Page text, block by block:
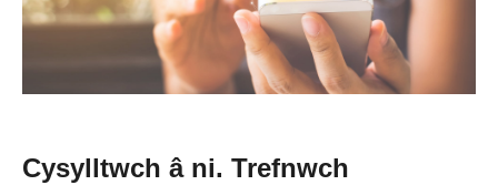
Trefnu apwyntiad
Cysylltwch â ni. Trefnwch